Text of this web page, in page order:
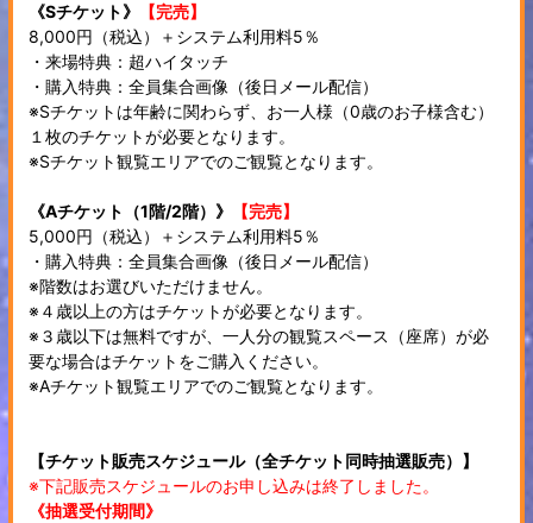
《Sチケット》
【完売】
8,000円（税込）＋システム利用料5％
・来場特典：超ハイタッチ
・購入特典：全員集合画像（後日メール配信）
※Sチケットは年齢に関わらず、お一人様（0歳のお子様含む）
１枚のチケットが必要となります。
※Sチケット観覧エリアでのご観覧となります。
《Aチケット（1階/2階）》
【完売】
5,000円（税込）＋システム利用料5％
・購入特典：全員集合画像（後日メール配信）
※階数はお選びいただけません。
※４歳以上の方はチケットが必要となります。
※３歳以下は無料ですが、一人分の観覧スペース（座席）が必
要な場合はチケットをご購入ください。
※Aチケット観覧エリアでのご観覧となります。
【チケット販売スケジュール（全チケット同時抽選販売）】
※下記販売スケジュールのお申し込みは終了しました。
《抽選受付期間》